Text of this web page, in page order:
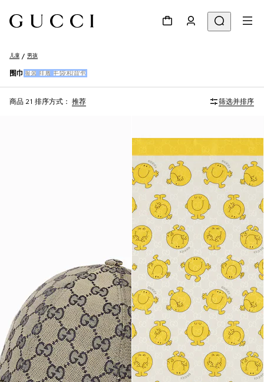
儿童 男孩
围巾 服装 鞋履 手袋和背包
商品 21 排序方式： 推荐 筛选并排序